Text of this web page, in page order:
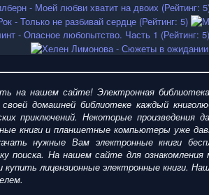
на нашем сайте! Электронная
домашней библиотеке каждый
приключений. Некоторые произведения
книги и планшетные компьютеры уже
нужные Вам электронные книги
поиска. На нашем сайте для ознакомления
лицензионные электронные книги.